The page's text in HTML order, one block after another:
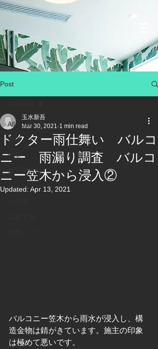
Post
All Posts
屋根
外壁
外壁開口部
バルコニー
ドクター雨仕舞い バルコ
ニー 雨漏り調査 バルコ
ニー笠木から浸入②
玉水新吾
Mar 30, 2021 1 min read
Updated: Apr 13, 2021
バルコニー笠木から雨水が浸入し、構
造金物は錆がきています。施主の印象
は極めて悪いです。